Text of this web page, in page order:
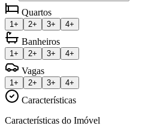
Quartos
1+ 2+ 3+ 4+
Banheiros
1+ 2+ 3+ 4+
Vagas
1+ 2+ 3+ 4+
Características
Características do Imóvel